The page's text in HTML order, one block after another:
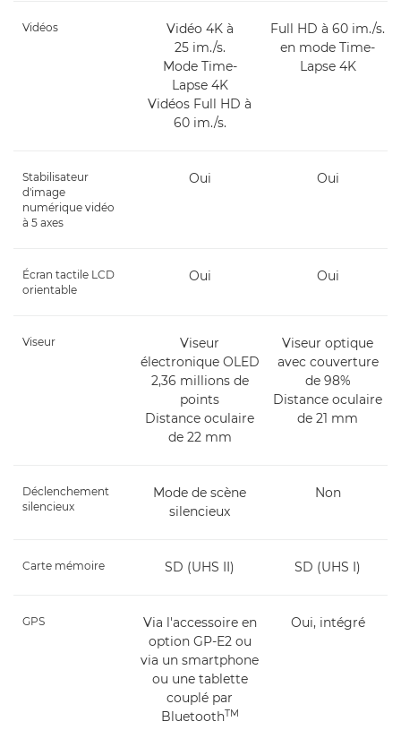
Vidéos
Vidéo 4K à
25 im./s.
Mode Time-
Lapse 4K
Vidéos Full HD à
60 im./s.
Full HD à 60 im./s.
en mode Time-
Lapse 4K
Stabilisateur
d'image
numérique vidéo
à 5 axes
Oui Oui
Écran tactile LCD
orientable
Oui Oui
Viseur
Viseur
électronique OLED
2,36 millions de
points
Distance oculaire
de 22 mm
Viseur optique
avec couverture
de 98%
Distance oculaire
de 21 mm
Déclenchement
silencieux
Mode de scène
silencieux
Non
Carte mémoire SD (UHS II) SD (UHS I)
GPS
Via l'accessoire en
option GP-E2 ou
via un smartphone
ou une tablette
couplé par
BluetoothTM
Oui, intégré